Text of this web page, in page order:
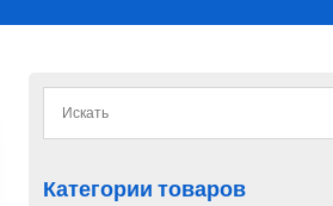
Категории товаров